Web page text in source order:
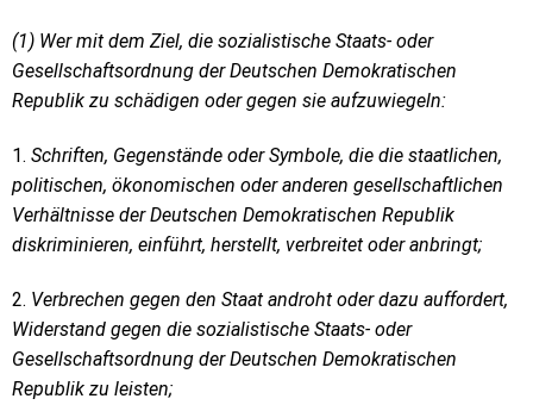
(1) Wer mit dem Ziel, die sozialistische Staats- oder
Gesellschaftsordnung der Deutschen Demokratischen
Republik zu schädigen oder gegen sie aufzuwiegeln:
1. Schriften, Gegenstände oder Symbole, die die staatlichen,
politischen, ökonomischen oder anderen gesellschaftlichen
Verhältnisse der Deutschen Demokratischen Republik
diskriminieren, einführt, herstellt, verbreitet oder anbringt;
2. Verbrechen gegen den Staat androht oder dazu auffordert,
Widerstand gegen die sozialistische Staats- oder
Gesellschaftsordnung der Deutschen Demokratischen
Republik zu leisten;